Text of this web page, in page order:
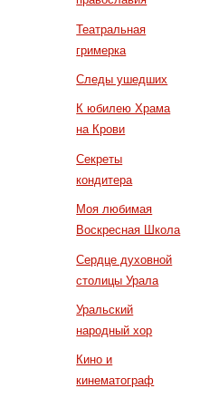
Театральная
гримерка
Следы ушедших
К юбилею Храма
на Крови
Секреты
кондитера
Моя любимая
Воскресная Школа
Сердце духовной
столицы Урала
Уральский
народный хор
Кино и
кинематограф